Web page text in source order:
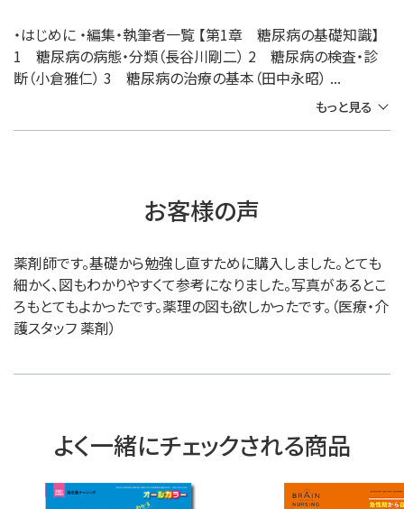
・はじめに ・編集・執筆者一覧 【第1章 糖尿病の基礎知識】
1 糖尿病の病態・分類（長谷川剛二） 2 糖尿病の検査・診
断（小倉雅仁） 3 糖尿病の治療の基本（田中永昭） ...
もっと見る
お客様の声
薬剤師です。基礎から勉強し直すために購入しました。とても
細かく、図もわかりやすくて参考になりました。写真があるとこ
ろもとてもよかったです。薬理の図も欲しかったです。（医療・介
護スタッフ 薬剤）
よく一緒にチェックされる商品